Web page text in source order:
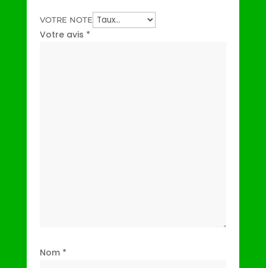
VOTRE NOTE
Votre avis *
Nom *